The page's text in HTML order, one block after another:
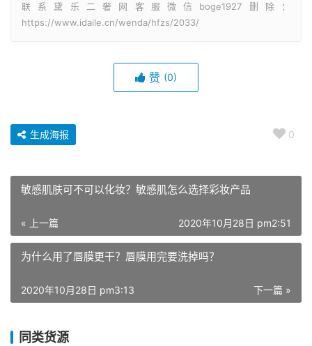
联系黛乐二奢网客服微信boge1927删除：
https://www.idaile.cn/wenda/hfzs/2033/
赞 (0)
0
生成海报
敏感肌肤可不可以化妆？敏感肌怎么选择彩妆产品
« 上一篇 2020年10月28日 pm2:51
为什么用了唇膜更干？唇膜用完要洗掉吗？
下一篇 »
2020年10月28日 pm3:13
同类货源